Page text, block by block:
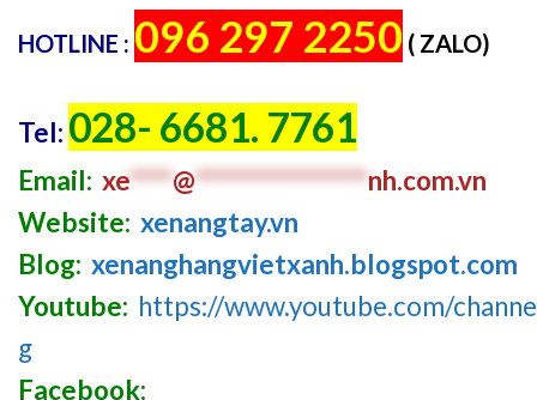
HOTLINE : 096 297 2250 ( ZALO)
Tel: 028- 6681. 7761
Email: xe****@****************nh.com.vn
Website: xenangtay.vn
Blog: xenanghangvietxanh.blogspot.com
Youtube: https://www.youtube.com/
g
Facebook: